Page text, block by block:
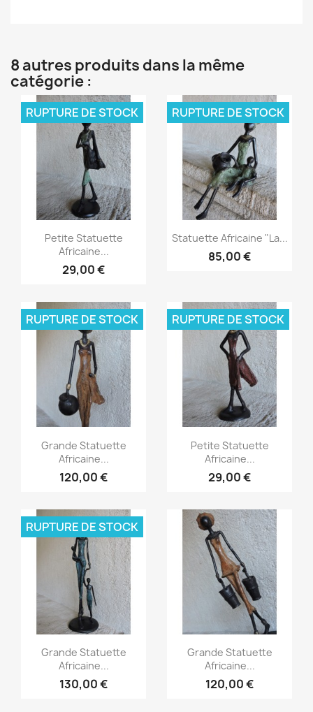
8 autres produits dans la même
catégorie :
Aperçu rapide
Petite Statuette
Africaine...
29,00 €
RUPTURE DE STOCK
Aperçu rapide
Statuette Africaine "La...
85,00 €
RUPTURE DE STOCK
Aperçu rapide
Grande Statuette
Africaine...
120,00 €
RUPTURE DE STOCK
Aperçu rapide
Petite Statuette
Africaine...
29,00 €
RUPTURE DE STOCK
Aperçu rapide
Grande Statuette
Africaine...
130,00 €
RUPTURE DE STOCK
Aperçu rapide
Grande Statuette
Africaine...
120,00 €